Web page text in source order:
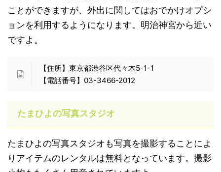
ことができますが、外出に関してはおでかけオプシ
ョンを利用するようになります。明治神宮から近い
ですよ。
【住所】東京都渋谷区代々木5-1-1
【電話番号】03-3466-2012
たまひよの写真スタジオ
たまひよの写真スタジオも写真を撮影することによ
りアイテムのレンタルは無料となっています。撮影